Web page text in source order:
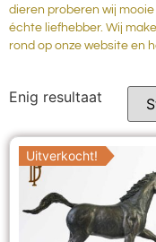
dieren proberen wij
échte liefhebber. Wij
rond op onze website en
Enig resultaat
Uitverkocht!